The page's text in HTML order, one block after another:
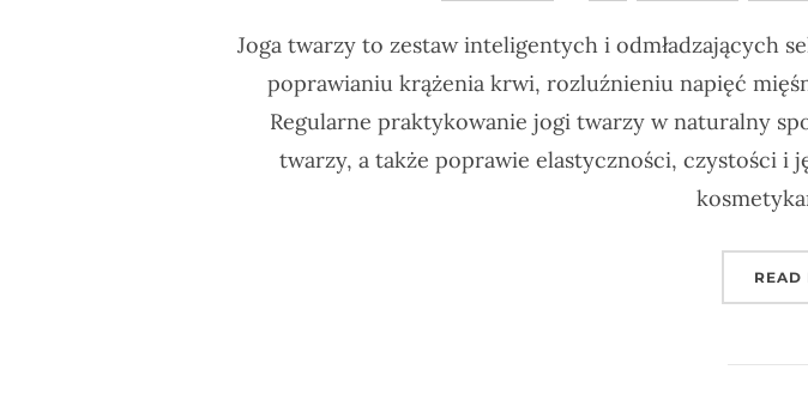
Joga twarzy to zestaw inteligentych i odmładzających
poprawianiu krążenia krwi, rozluźnieniu napięć
Regularne praktykowanie jogi twarzy w naturalny
twarzy, a także poprawie elastyczności, czystości i
READ